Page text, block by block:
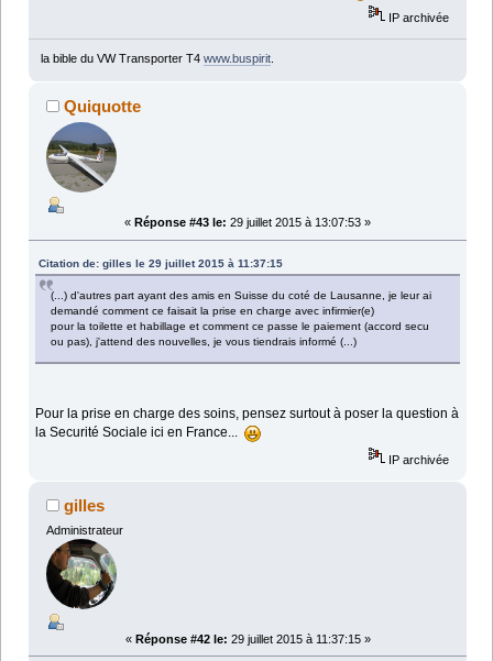
IP archivée
la bible du VW Transporter T4 www.buspirit.
Quiquotte
« Réponse #43 le: 29 juillet 2015 à 13:07:53 »
Citation de: gilles le 29 juillet 2015 à 11:37:15
(...) d'autres part ayant des amis en Suisse du coté de Lausanne, je leur ai
demandé comment ce faisait la prise en charge avec infirmier(e)
pour la toilette et habillage et comment ce passe le paiement (accord secu
ou pas), j'attend des nouvelles, je vous tiendrais informé (...)
Pour la prise en charge des soins, pensez surtout à poser la question à
la Securité Sociale ici en France...
IP archivée
gilles
Administrateur
« Réponse #42 le: 29 juillet 2015 à 11:37:15 »